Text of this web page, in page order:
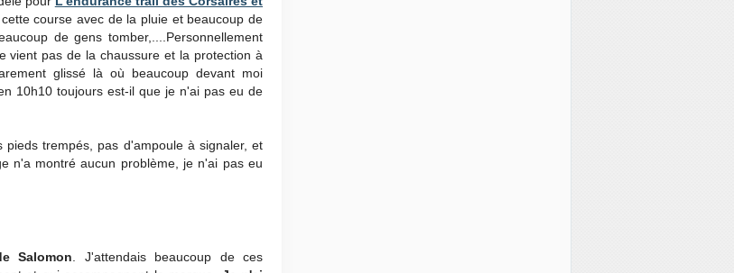
course avec de la pluie et beaucoup de
de gens tomber,....Personnellement
vient pas de la chaussure et la protection à
glissé là où beaucoup devant moi
10h10 toujours est-il que je n'ai pas eu de
trempés, pas d'ampoule à signaler, et
n'a montré aucun problème, je n'ai pas eu
Salomon . J'attendais beaucoup de ces